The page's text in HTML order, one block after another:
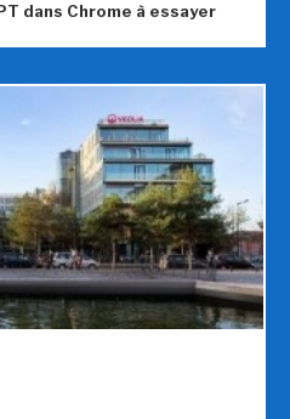
dans Chrome à essayer